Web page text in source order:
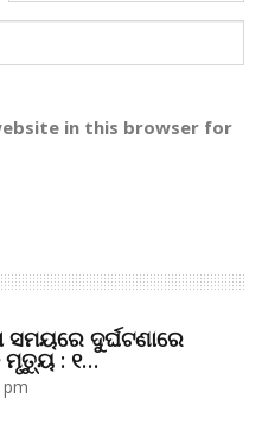
in this browser for
ଦୁର୍ଘଟଣାରେ
: ୧…